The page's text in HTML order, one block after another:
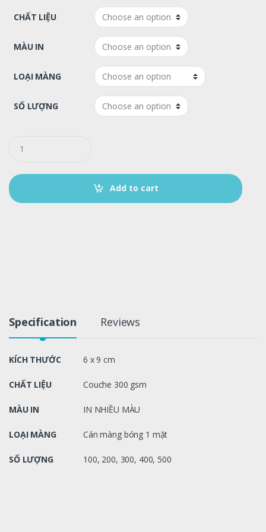
CHẤT LIỆU
MÀU IN
LOẠI MÀNG
SỐ LƯỢNG
t
i
Add to cart
Specification Reviews
KÍCH THƯỚC 6 x 9 cm
CHẤT LIỆU Couche 300 gsm
MÀU IN IN NHIỀU MÀU
LOẠI MÀNG Cán màng bóng 1 mặt
SỐ LƯỢNG 100, 200, 300, 400, 500